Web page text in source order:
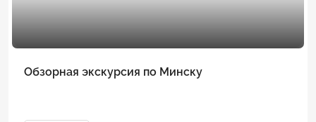
Обзорная экскурсия по Минску